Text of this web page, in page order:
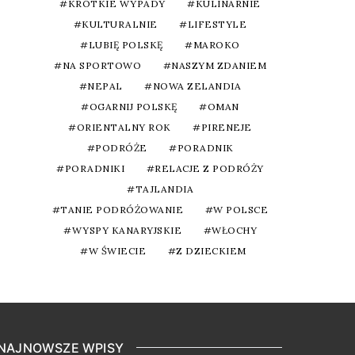
KRÓTKIE WYPADY
KULINARNIE
KULTURALNIE
LIFESTYLE
LUBIĘ POLSKĘ
MAROKO
NA SPORTOWO
NASZYM ZDANIEM
NEPAL
NOWA ZELANDIA
OGARNIJ POLSKĘ
OMAN
ORIENTALNY ROK
PIRENEJE
PODRÓŻE
PORADNIK
PORADNIKI
RELACJE Z PODRÓŻY
TAJLANDIA
TANIE PODRÓŻOWANIE
W POLSCE
WYSPY KANARYJSKIE
WŁOCHY
W ŚWIECIE
Z DZIECKIEM
WPISY